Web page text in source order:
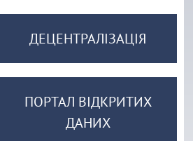
ДЕЦЕНТРАЛІЗАЦІЯ
ПОРТАЛ ВІДКРИТИХ
ДАНИХ